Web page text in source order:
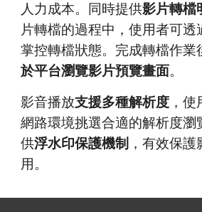
人力成本。同時提供影片轉檔
片轉檔的過程中，使用者可透
掌控轉檔狀態。完成轉檔作業
於平台瀏覽影片預覽畫面。
影音播放支援多種解析度 ，
網路環境挑選合適的解析度瀏
供浮水印保護機制 ，有效保
用。